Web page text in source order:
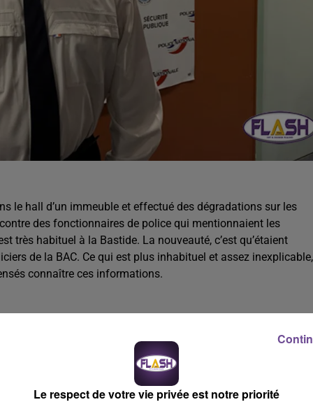
le hall d’un immeuble et effectué des dégradations sur les
des fonctionnaires de police qui mentionnaient les
très habituel à la Bastide. La nouveauté, c’est qu’étaient
de la BAC. Ce qui est plus inhabituel et assez inexplicable,
connaître ces informations.
interviennent. C’est soit à Beaubreuil, soit à la Bastide. Il y
et qui avait été muté dans un autre service. En ce qui
de la Bastide soit les fonctionnaires de la BAC de jour,
les murs avec des menaces associées, mais pour le nom
la première fois.
Le respect de votre vie privée est notre priorité